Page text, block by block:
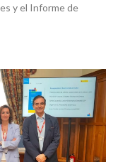
y el Informe de